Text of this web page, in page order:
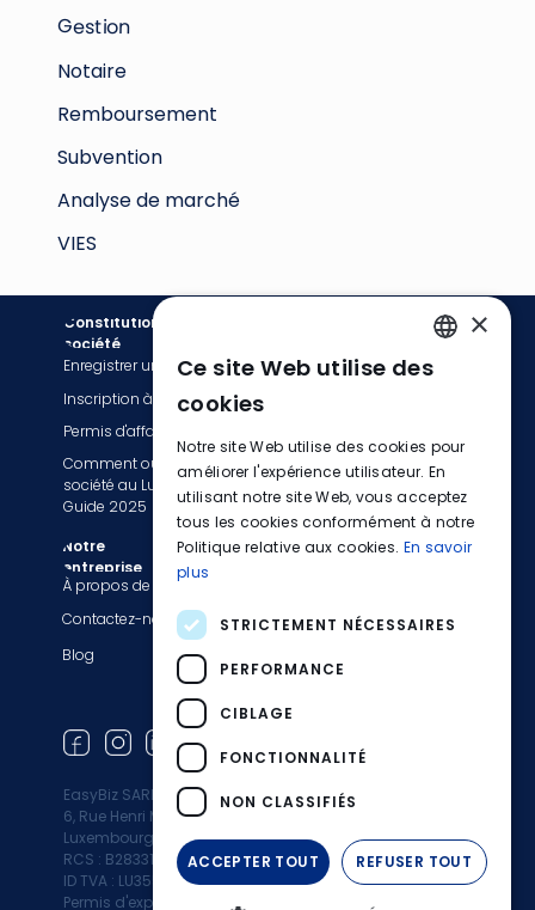
VIES
Analyse de marché
Subvention
Remboursement
Notaire
Gestion
Liste des activités
Constitution de
société
Notre
entreprise
Passez à EasyBiz
Services de facturation
Déclaration fiscale et TVA
Services de paie
Blog
Contactez-nous
À propos de nous
Enregistrer une société
Inscription à la TVA
Permis d'affaires
Comment ouvrir une
société au Luxembourg :
Guide 2025
EasyBiz SARL
6, Rue Henri M. Schnadt 2530
Luxembourg
RCS : B283312
ID TVA : LU35500472
Permis d'exploitation : 10164960/0
ENGLISH
GERMAN
×
Ce site Web utilise des
cookies
Notre site Web utilise des cookies pour
améliorer l'expérience utilisateur. En
utilisant notre site Web, vous acceptez
tous les cookies conformément à notre
Politique relative aux cookies. En savoir
plus
STRICTEMENT NÉCESSAIRES
PERFORMANCE
CIBLAGE
FONCTIONNALITÉ
NON CLASSIFIÉS
ACCEPTER TOUT REFUSER TOUT